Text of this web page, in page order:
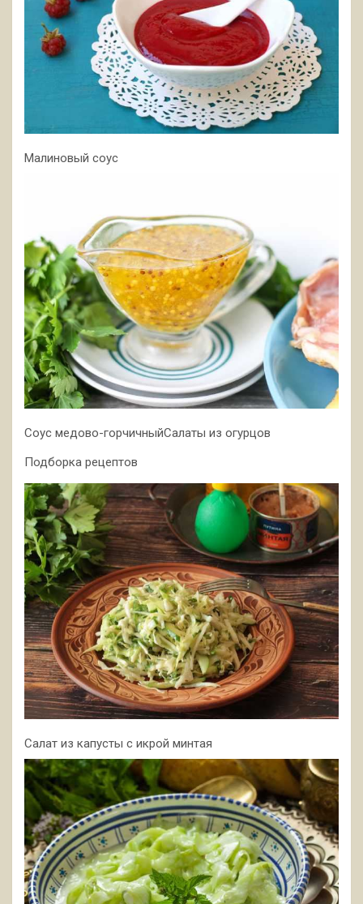
Малиновый соус
Соус медово-горчичныйСалаты из огурцов
Подборка рецептов
Салат из капусты с икрой минтая